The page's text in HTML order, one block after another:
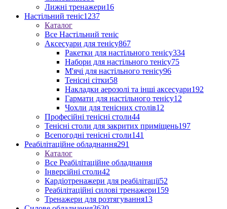
Лижні тренажери16
Настільний теніс1237
Каталог
Все Настільний теніс
Аксесуари для тенісу867
Ракетки для настільного тенісу334
Набори для настільного тенісу75
М'ячі для настільного тенісу96
Тенісні сітки58
Накладки аерозолі та інші аксесуари192
Гармати для настільного тенісу12
Чохли для тенісних столів12
Професійні тенісні столи44
Тенісні столи для закритих приміщень197
Всепогодні тенісні столи141
Реабілітаційне обладнання291
Каталог
Все Реабілітаційне обладнання
Інверсійні столи42
Кардіотренажери для реабілітації52
Реабілітаційні силові тренажери159
Тренажери для розтягування13